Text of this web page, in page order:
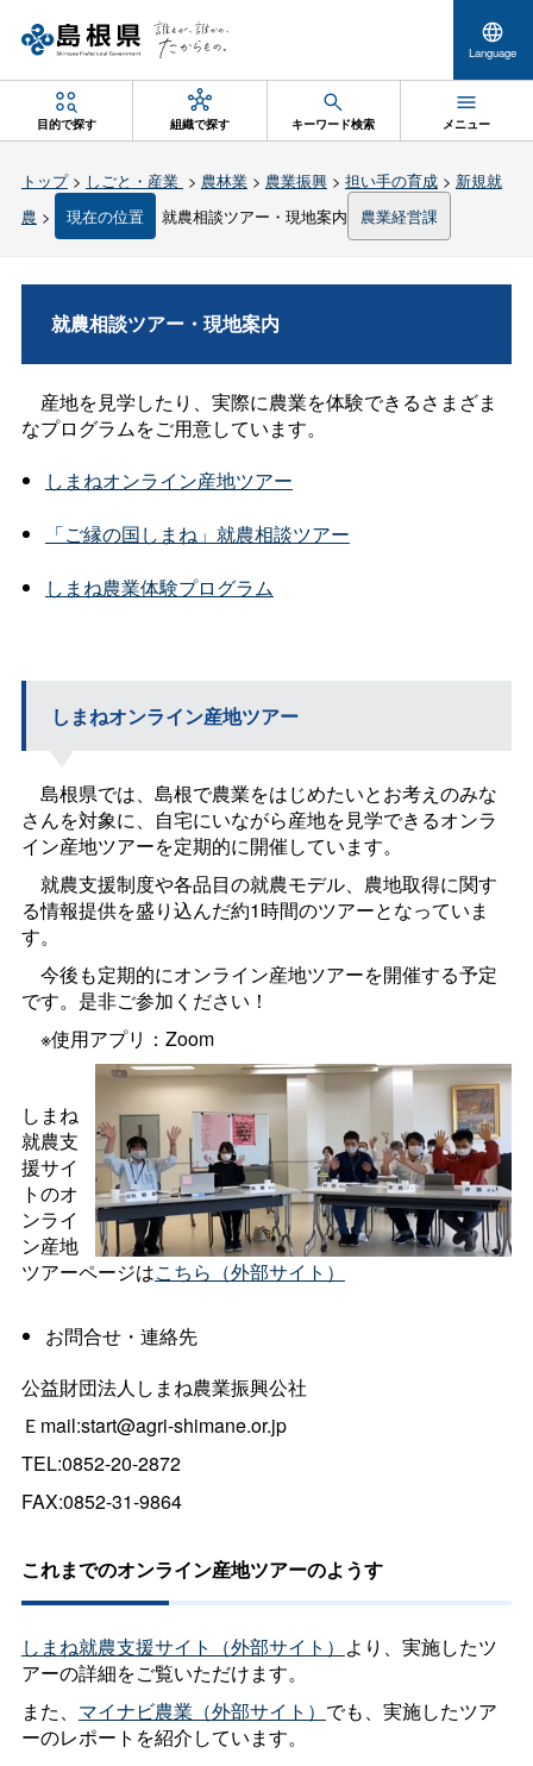
Language
目的で探す 組織で探す キーワード検索 メニュー
トップ> しごと・産業 > 農林業> 農業振興> 担い手の育成> 新規就
農 > 現在の位置 就農相談ツアー・現地案内 農業経営課
就農相談ツアー・現地案内
産地を見学したり、実際に農業を体験できるさまざま
なプログラムをご用意しています。
しまねオンライン産地ツアー
「ご縁の国しまね」就農相談ツアー
しまね農業体験プログラム
しまねオンライン産地ツアー
島根県では、島根で農業をはじめたいとお考えのみな
さんを対象に、自宅にいながら産地を見学できるオンラ
イン産地ツアーを定期的に開催しています。
就農支援制度や各品目の就農モデル、農地取得に関す
る情報提供を盛り込んだ約1時間のツアーとなっていま
す。
今後も定期的にオンライン産地ツアーを開催する予定
です。是非ご参加ください！
※使用アプリ：Zoom
しまね
就農支
援サイ
トのオ
ンライ
ン産地
ツアーページはこちら（外部サイト）
お問合せ・連絡先
公益財団法人しまね農業振興公社
Ｅmail:start@agri-shimane.or.jp
TEL:0852-20-2872
FAX:0852-31-9864
これまでのオンライン産地ツアーのようす
しまね就農支援サイト（外部サイト） より、実施したツ
アーの詳細をご覧いただけます。
また、 マイナビ農業（外部サイト） でも、実施したツア
ーのレポートを紹介しています。